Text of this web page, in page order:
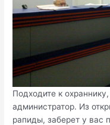
Подходите к
администратор. Из
рапиды, заберет у вас